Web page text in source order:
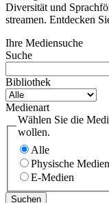
Diversität und
streamen. Entdecken
Ihre Mediensuche
Suche
Bibliothek
Medienart
Wählen Sie die
wollen.
Alle
Physische Medien
E-Medien